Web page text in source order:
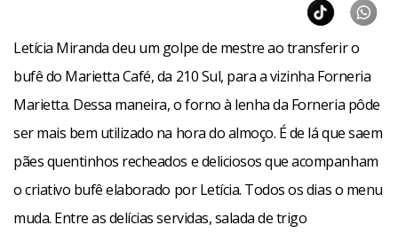
Letícia Miranda deu um golpe de mestre ao transferir o
bufê do Marietta Café, da 210 Sul, para a vizinha Forneria
Marietta. Dessa maneira, o forno à lenha da Forneria pôde
ser mais bem utilizado na hora do almoço. É de lá que saem
pães quentinhos recheados e deliciosos que acompanham
o criativo bufê elaborado por Letícia. Todos os dias o menu
muda. Entre as delícias servidas, salada de trigo